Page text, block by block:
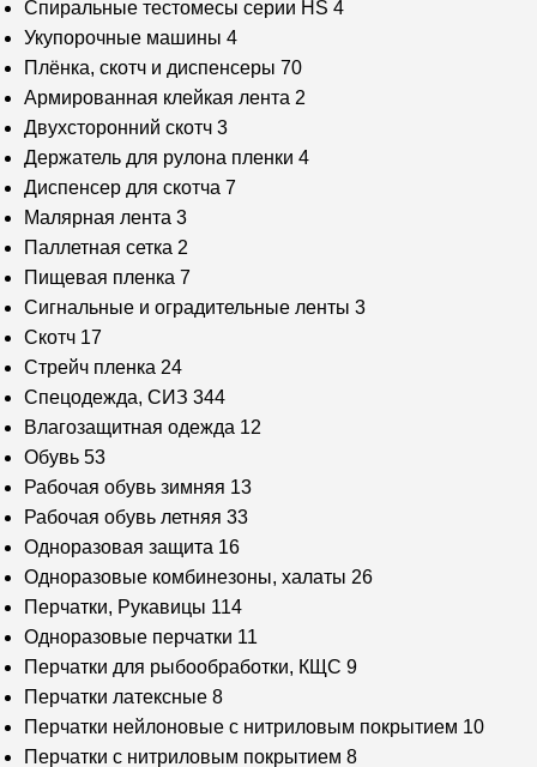
Спиральные тестомесы серии HS 4
Укупорочные машины 4
Плёнка, скотч и диспенсеры 70
Армированная клейкая лента 2
Двухсторонний скотч 3
Держатель для рулона пленки 4
Диспенсер для скотча 7
Малярная лента 3
Паллетная сетка 2
Пищевая пленка 7
Сигнальные и оградительные ленты 3
Скотч 17
Стрейч пленка 24
Спецодежда, СИЗ 344
Влагозащитная одежда 12
Обувь 53
Рабочая обувь зимняя 13
Рабочая обувь летняя 33
Одноразовая защита 16
Одноразовые комбинезоны, халаты 26
Перчатки, Рукавицы 114
Одноразовые перчатки 11
Перчатки для рыбообработки, КЩС 9
Перчатки латексные 8
Перчатки нейлоновые с нитриловым покрытием 10
Перчатки с нитриловым покрытием 8